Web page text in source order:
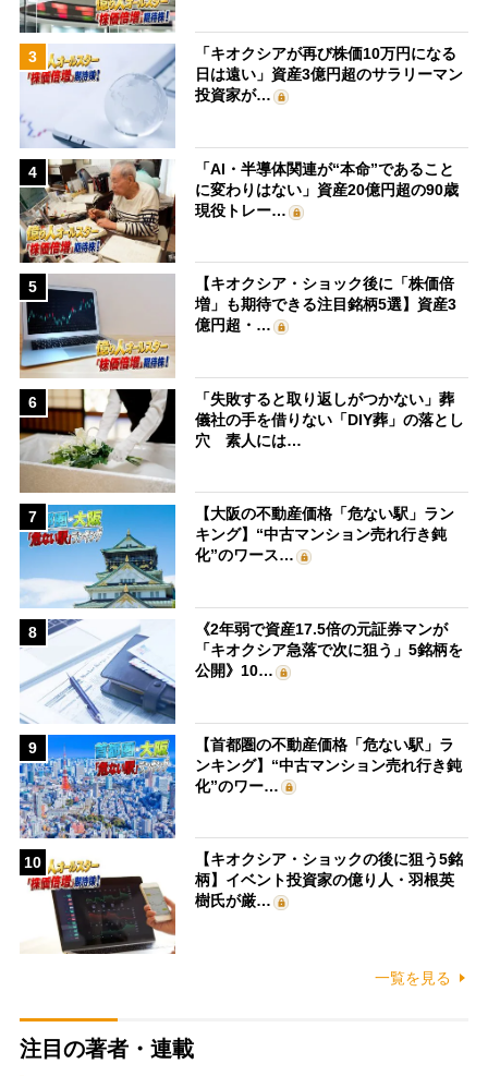
3
「キオクシアが再び株価10万円になる
日は遠い」資産3億円超のサラリーマン
投資家が…
4
「AI・半導体関連が“本命”であること
に変わりはない」資産20億円超の90歳
現役トレー…
5
【キオクシア・ショック後に「株価倍
増」も期待できる注目銘柄5選】資産3
億円超・…
6
「失敗すると取り返しがつかない」葬
儀社の手を借りない「DIY葬」の落とし
穴 素人には…
7
【大阪の不動産価格「危ない駅」ラン
キング】“中古マンション売れ行き鈍
化”のワース…
8
《2年弱で資産17.5倍の元証券マンが
「キオクシア急落で次に狙う」5銘柄を
公開》10…
9
【首都圏の不動産価格「危ない駅」ラ
ンキング】“中古マンション売れ行き鈍
化”のワー…
10
【キオクシア・ショックの後に狙う5銘
柄】イベント投資家の億り人・羽根英
樹氏が厳…
一覧を見る
注目の著者・連載